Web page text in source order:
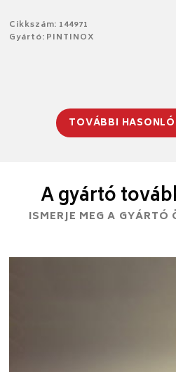
Cikkszám: 144971
Gyártó: PINTINOX
TOVÁBBI HASONLÓ
A gyártó
ISMERJE MEG A GYÁRTÓ